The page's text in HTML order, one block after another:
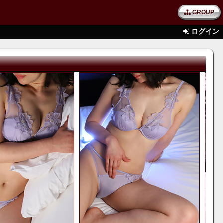
GROUP
ログイン